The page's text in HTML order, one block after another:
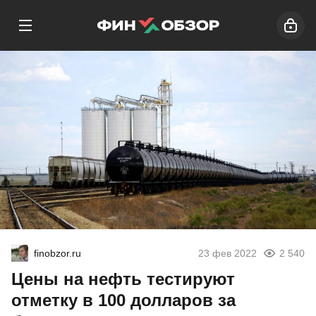
finobzor.ru 23 фев 2022 2 540
Цены на нефть тестируют
отметку в 100 долларов за